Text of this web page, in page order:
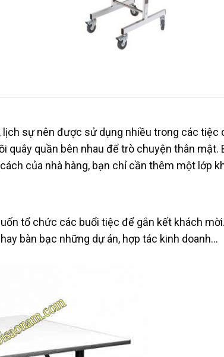
sự nên được sử dụng nhiều trong các tiệc
quây quần bên nhau để trò chuyện thân mật.
của nhà hàng, bạn chỉ cần thêm một lớp
tổ chức các buổi tiệc để gắn kết khách
bàn bạc những dự án, hợp tác kinh doanh…